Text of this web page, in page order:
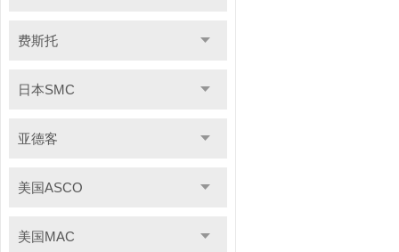
费斯托
日本SMC
亚德客
美国ASCO
美国MAC